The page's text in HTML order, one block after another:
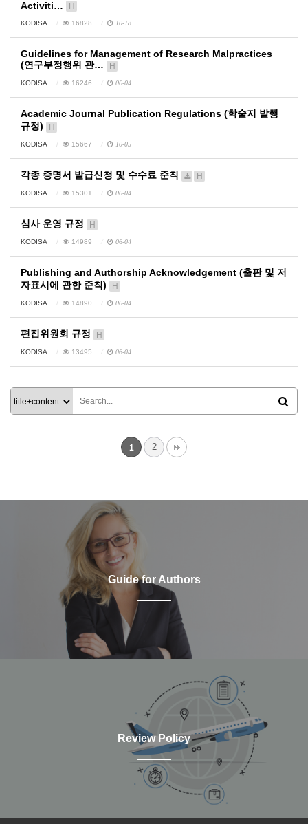
Activiti…
H
KODISA 16828 10-18
Guidelines for Management of Research Malpractices
(연구부정행위 관…
H
KODISA 16246 06-04
Academic Journal Publication Regulations (학술지 발행
규정)
H
KODISA 15667 10-05
각종 증명서 발급신청 및 수수료 준칙 H
KODISA 15301 06-04
심사 운영 규정 H
KODISA 14989 06-04
Publishing and Authorship Acknowledgement (출판 및 저
자표시에 관한 준칙)
H
KODISA 14890 06-04
편집위원회 규정 H
KODISA 13495 06-04
1 2
Guide for Authors
Review Policy